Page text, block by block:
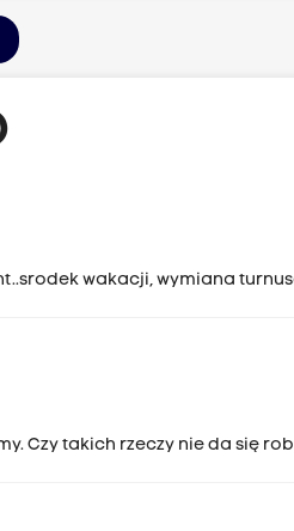
wakacji, wymiana
Czy takich rzeczy nie da się